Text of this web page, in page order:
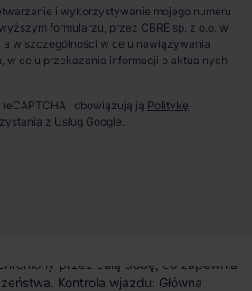
to dogodnie zlokalizowany
tuż przy drodze krajowej
ważnych węzłów
5 km od węzła "Świebodzin
S3 oraz 8 km od węzła na
park znajduje się w odległości 2
o minimalnej głębokości 35
przez całą dobę, co zapewnia
Kontrola wjazdu: Główna
i wykorzystywanie mojego numeru
formularzu, przez CBRE sp. z o.o. w
w szczególności w celu nawiązywania
w celu przekazania informacji o aktualnych
i obowiązują ją Politykę
z Usług Google.